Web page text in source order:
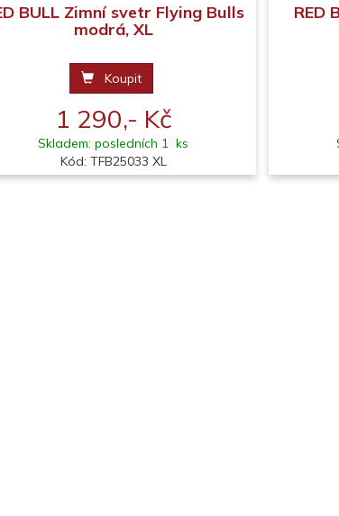
BULL Zimní svetr Flying Bulls
modrá, XL
Koupit
1 290,- Kč
Skladem: posledních 1 ks
Kód: TFB25033 XL
RED